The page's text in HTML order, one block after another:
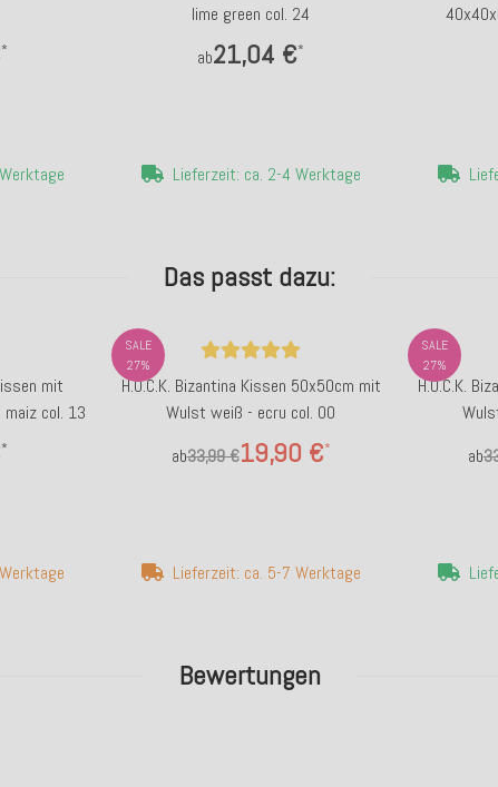
Bewertungen
*
lime green col. 24
ab21,04 €*
Lieferzeit: ca. 2-4 Werktage
Das passt dazu:
mit
col. 13
*
SALE
27%
H.O.C.K. Bizantina Kissen 50x50cm mit
Wulst weiß - ecru col. 00
ab
19,90 €*
33,99 €
Lieferzeit: ca. 5-7 Werktage
SALE
27%
H.O.C.K.
ab